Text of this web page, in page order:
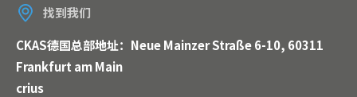
找到我们
CKAS德国总部地址：Neue Mainzer Straße 6-10, 60311
Frankfurt am Main
crius